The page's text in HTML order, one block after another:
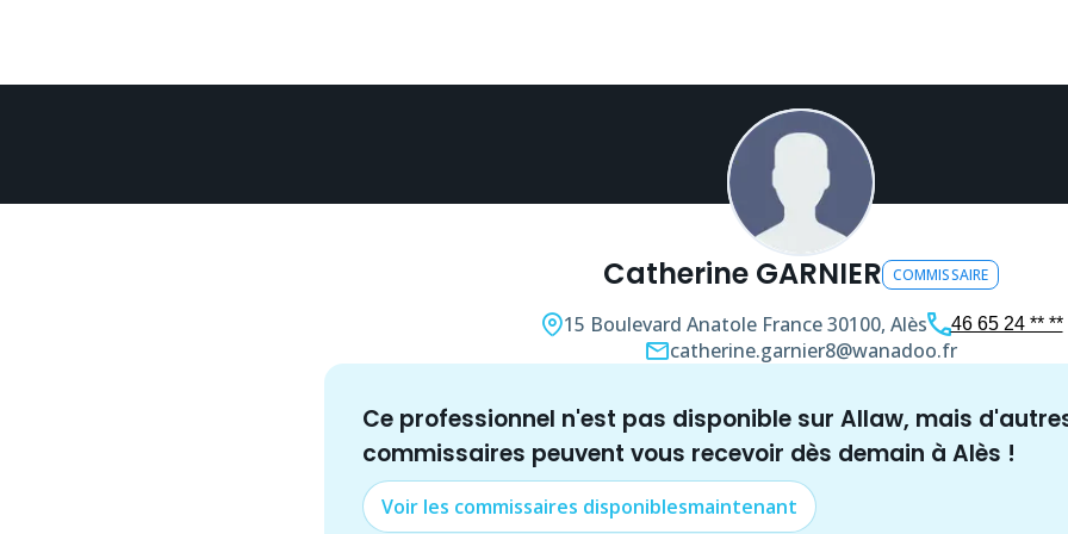
Catherine GARNIER COMMISSAIRE
15 Boulevard Anatole France 30100, Alès 46 65 24 ** **
catherine.garnier8@wanadoo.fr
Ce professionnel n'est pas disponible sur Allaw, mais
commissaires peuvent vous recevoir dès demain à Alès !
Voir les commissaires disponiblesmaintenant